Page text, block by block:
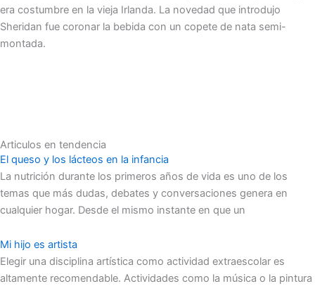
era costumbre en la vieja Irlanda. La novedad que introdujo
Sheridan fue coronar la bebida con un copete de nata semi-
montada.
Articulos en tendencia
El queso y los lácteos en la infancia
La nutrición durante los primeros años de vida es uno de los
temas que más dudas, debates y conversaciones genera en
cualquier hogar. Desde el mismo instante en que un
Mi hijo es artista
Elegir una disciplina artística como actividad extraescolar es
altamente recomendable. Actividades como la música o la pintura